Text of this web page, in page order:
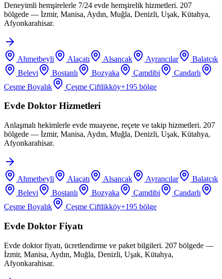
Deneyimli hemşirelerle 7/24 evde hemşirelik hizmetleri. 207
bölgede — İzmir, Manisa, Aydın, Muğla, Denizli, Uşak, Kütahya,
Afyonkarahisar.
Ahmetbeyli Alaçatı Alsancak Ayrancılar
Balatçık
Belevi
Bostanlı Bozyaka Çamdibi
Çandarlı
Çeşme Boyalık
Çeşme Çiftlikköy+195 bölge
Evde Doktor Hizmetleri
Anlaşmalı hekimlerle evde muayene, reçete ve takip hizmetleri. 207
bölgede — İzmir, Manisa, Aydın, Muğla, Denizli, Uşak, Kütahya,
Afyonkarahisar.
Ahmetbeyli Alaçatı Alsancak Ayrancılar
Balatçık
Belevi
Bostanlı Bozyaka Çamdibi
Çandarlı
Çeşme Boyalık
Çeşme Çiftlikköy+195 bölge
Evde Doktor Fiyatı
Evde doktor fiyatı, ücretlendirme ve paket bilgileri. 207 bölgede —
İzmir, Manisa, Aydın, Muğla, Denizli, Uşak, Kütahya,
Afyonkarahisar.